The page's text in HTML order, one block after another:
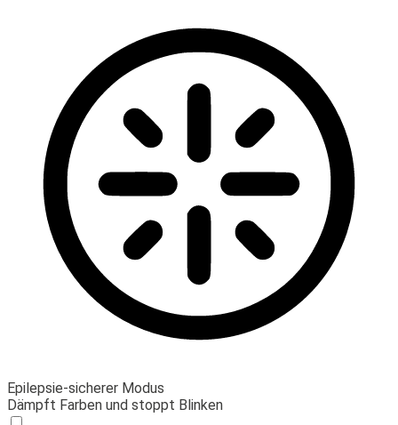
Epilepsie-sicherer Modus
Dämpft Farben und stoppt Blinken